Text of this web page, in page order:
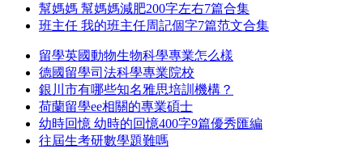
幫媽媽 幫媽媽減肥200字左右7篇合集
班主任 我的班主任周記個字7篇范文合集
留學英國動物生物科學專業怎么樣
德國留學司法科學專業院校
銀川市有哪些知名雅思培訓機構？
荷蘭留學ee相關的專業碩士
幼時回憶 幼時的回憶400字9篇優秀匯編
往屆生考研數學題難嗎